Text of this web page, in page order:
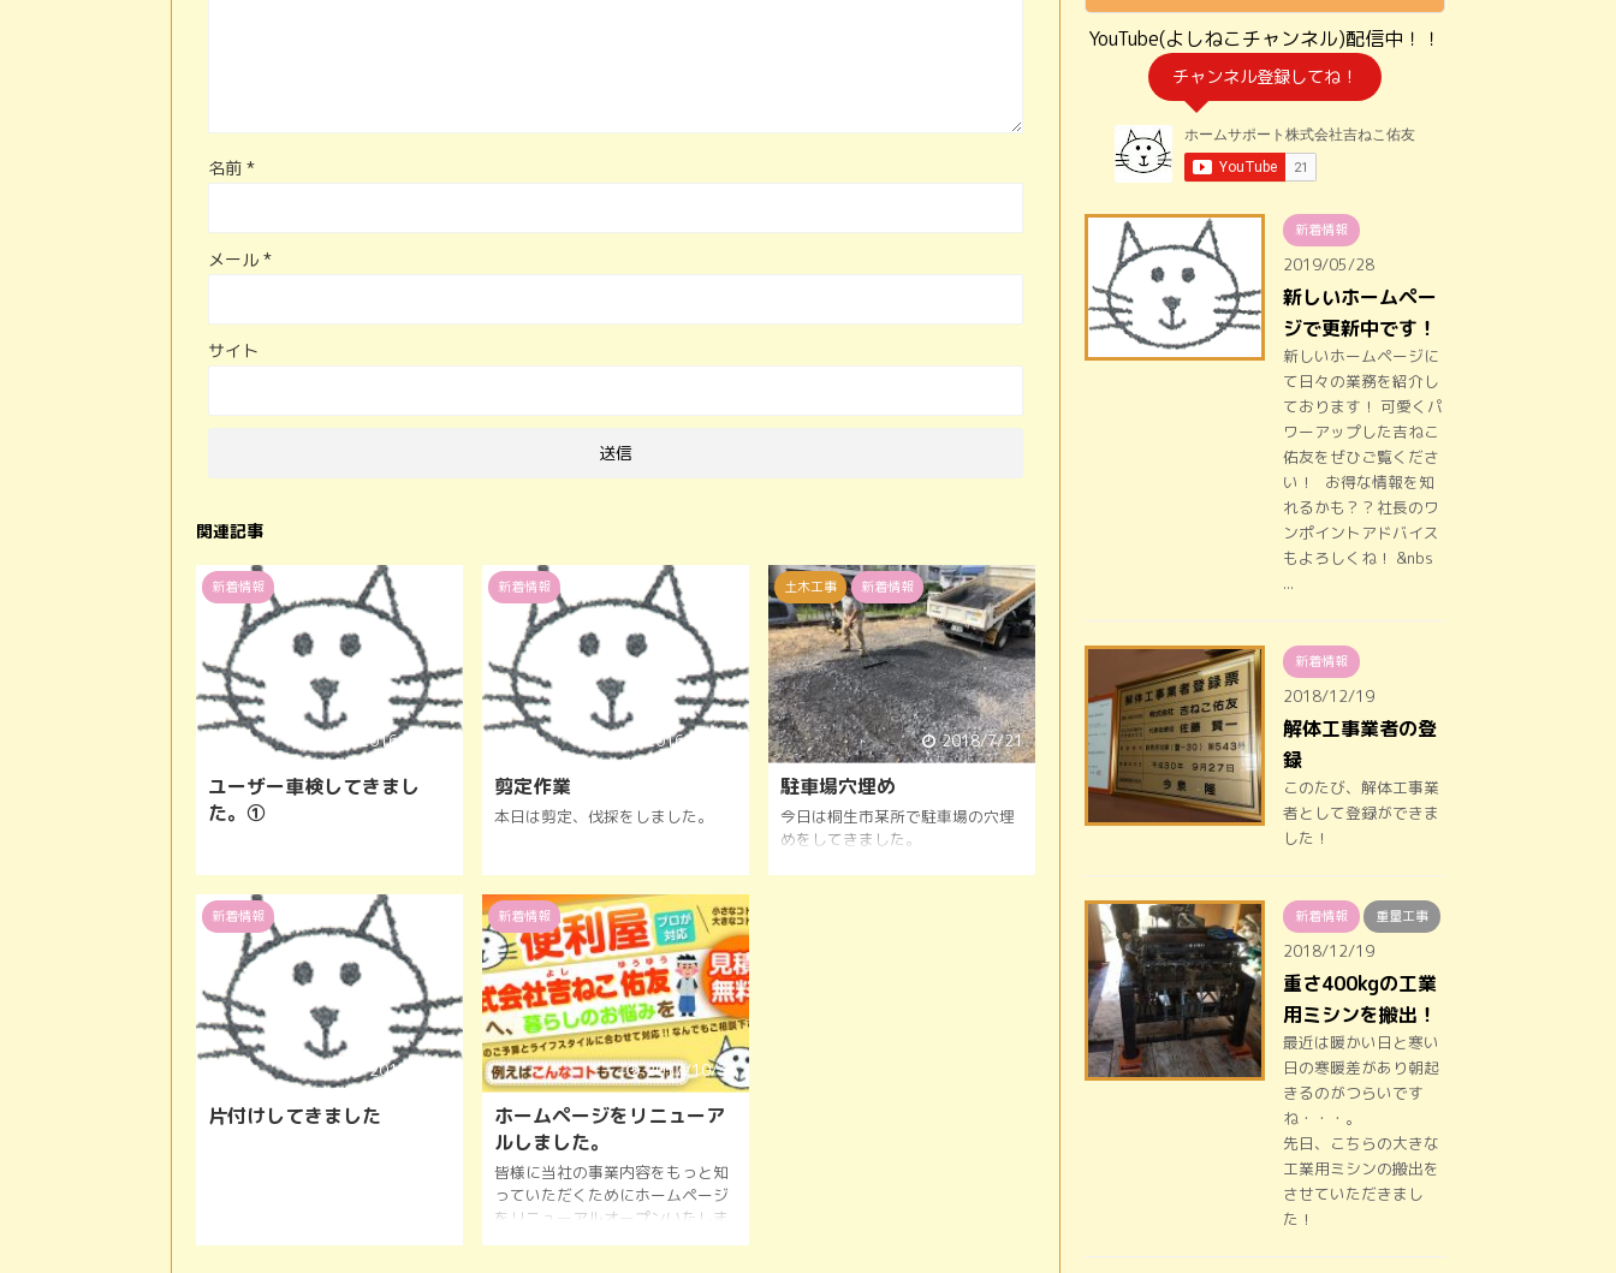
名前 *
メール *
サイト
関連記事
新着情報
2016/12/16
ユーザー車検してきまし
た。①
新着情報
2016/11/30
剪定作業
本日は剪定、伐採をしました。
土木工事 新着情報
2018/7/21
駐車場穴埋め
今日は桐生市某所で駐車場の穴埋
めをしてきました。
新着情報
2017/1/15
片付けしてきました
新着情報
2017/10/31
ホームページをリニューア
ルしました。
皆様に当社の事業内容をもっと知
っていただくためにホームページ
をリニューアルオープンいたしま
した。 便利屋さんですから、お客
YouTube(よしねこチャンネル)配信中！！
チャンネル登録してね！
新着情報
2019/05/28
新しいホームペー
ジで更新中です！
新しいホームページに
て日々の業務を紹介し
ております！ 可愛くパ
ワーアップした吉ねこ
佑友をぜひご覧くださ
い！ お得な情報を知
れるかも？？社長のワ
ンポイントアドバイス
もよろしくね！ &nbs
...
新着情報
2018/12/19
解体工事業者の登
録
このたび、解体工事業
者として登録ができま
した！
新着情報 重量工事
2018/12/19
重さ400kgの工業
用ミシンを搬出！
最近は暖かい日と寒い
日の寒暖差があり朝起
きるのがつらいです
ね・・・。
先日、こちらの大きな
工業用ミシンの搬出を
させていただきまし
た！